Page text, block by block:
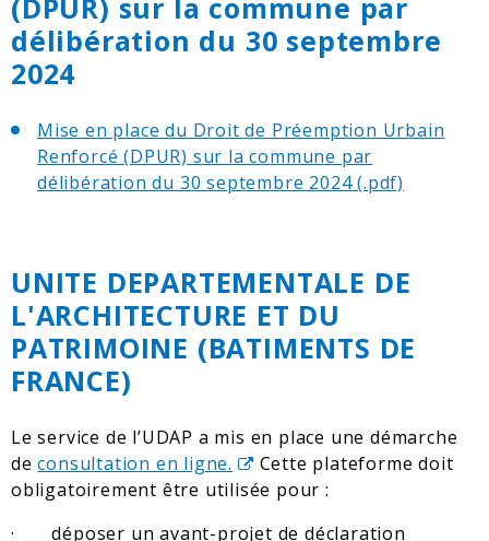
(DPUR) sur la commune par
délibération du 30 septembre
2024
Mise en place du Droit de Préemption Urbain
Renforcé (DPUR) sur la commune par
délibération du 30 septembre 2024
UNITE DEPARTEMENTALE DE
L'ARCHITECTURE ET DU
PATRIMOINE (BATIMENTS DE
FRANCE)
Le service de l’UDAP a mis en place une démarche
deconsultation en ligne.
Cette plateforme doit
obligatoirement être utilisée pour :
· déposer un avant-projet de déclaration